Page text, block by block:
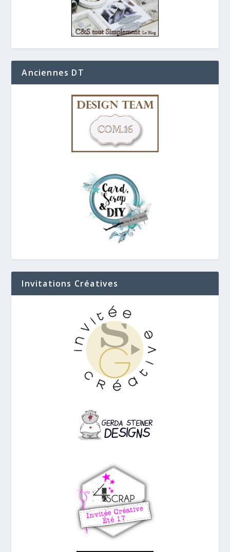
Anciennes DT
Invitations Créatives